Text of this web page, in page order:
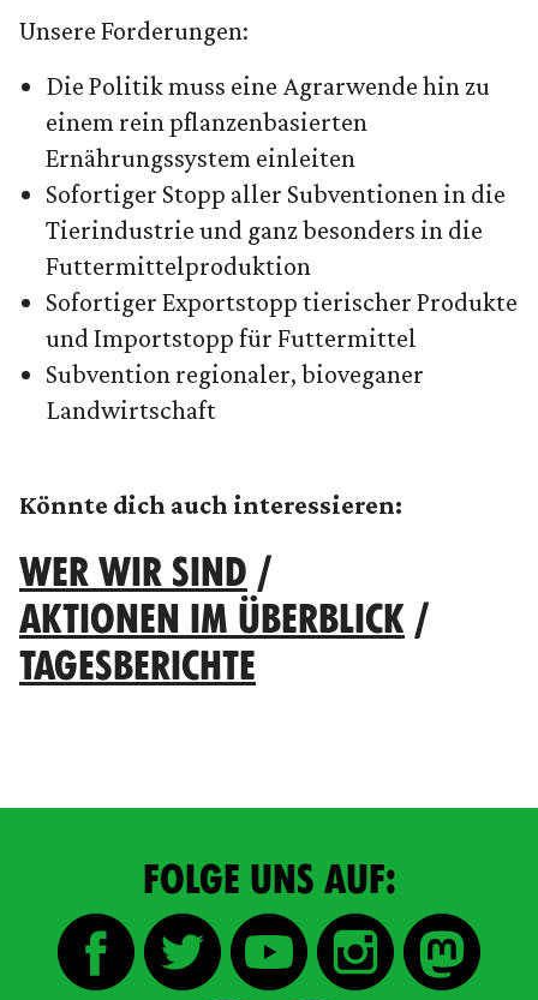
Unsere Forderungen:
Die Politik muss eine Agrarwende hin zu
einem rein pflanzenbasierten
Ernährungssystem einleiten
Sofortiger Stopp aller Subventionen in die
Tierindustrie und ganz besonders in die
Futtermittelproduktion
Sofortiger Exportstopp tierischer Produkte
und Importstopp für Futtermittel
Subvention regionaler, bioveganer
Landwirtschaft
Könnte dich auch interessieren:
WER WIR SIND /
AKTIONEN IM ÜBERBLICK /
TAGESBERICHTE
FOLGE UNS AUF: